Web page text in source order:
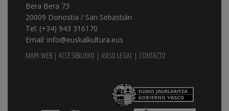
Bera Bera 73
20009 Donostia / San Sebastián
Tel: (+34) 943 316170
Email: info@euskalkultura.eus
MAPA WEB | ACCESIBILIDAD | AVISO LEGAL | CONTACTO